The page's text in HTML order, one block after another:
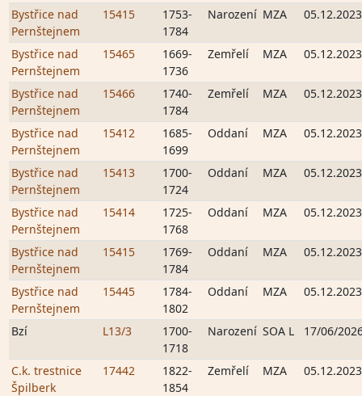
Bystřice nad
Pernštejnem
15415
1753-
1784
Narození MZA 05.12.2023
Bystřice nad
Pernštejnem
15465
1669-
1736
Zemřelí MZA 05.12.2023
Bystřice nad
Pernštejnem
15466
1740-
1784
Zemřelí MZA 05.12.2023
Bystřice nad
Pernštejnem
15412
1685-
1699
Oddaní MZA 05.12.2023
Bystřice nad
Pernštejnem
15413
1700-
1724
Oddaní MZA 05.12.2023
Bystřice nad
Pernštejnem
15414
1725-
1768
Oddaní MZA 05.12.2023
Bystřice nad
Pernštejnem
15415
1769-
1784
Oddaní MZA 05.12.2023
Bystřice nad
Pernštejnem
15445
1784-
1802
Oddaní MZA 05.12.2023
Bzí L13/3
1700-
1718
Narození SOA L 17/06/
C.k. trestnice
Špilberk
17442
1822-
1854
Zemřelí MZA 05.12.2023